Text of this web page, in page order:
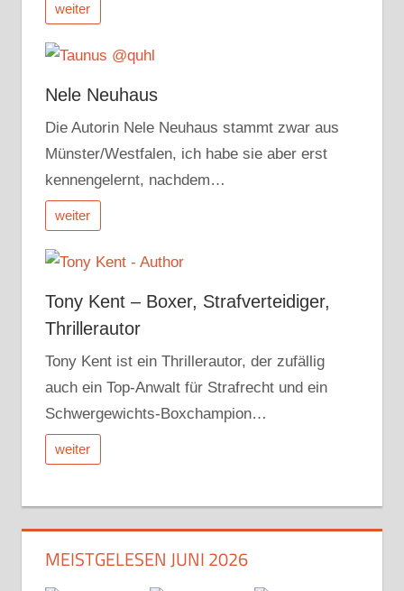
weiter
Nele Neuhaus
Die Autorin Nele Neuhaus stammt zwar aus
Münster/Westfalen, ich habe sie aber erst
kennengelernt, nachdem…
weiter
Tony Kent – Boxer, Strafverteidiger,
Thrillerautor
Tony Kent ist ein Thrillerautor, der zufällig
auch ein Top-Anwalt für Strafrecht und ein
Schwergewichts-Boxchampion…
weiter
MEISTGELESEN JUNI 2026